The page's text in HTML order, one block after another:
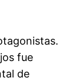
fue
de